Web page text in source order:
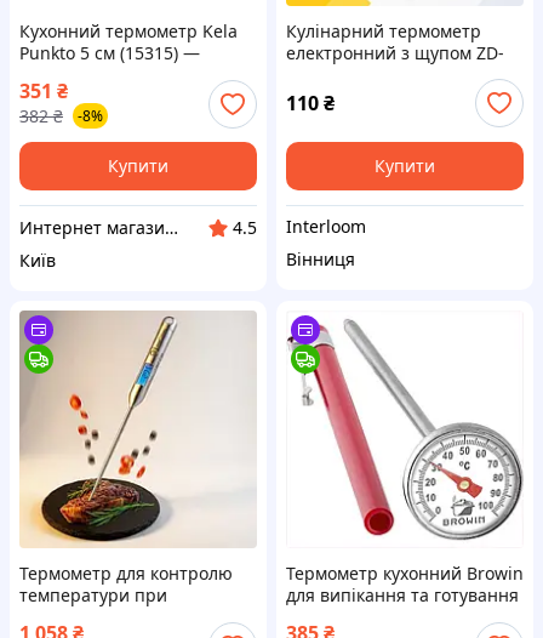
Кухонний термометр Kela
Punkto 5 см (15315) —
351 ₴
382 ₴ -8%
Купити
Интернет магазин "Домовичок"
4.5
Київ
Кулінарний термометр
електронний з щупом ZD-
D009 1,4 дюйма дисплей
діапазон вимірювання -50
300 C сталь пам’ять авто
вимкнення
110₴
Купити
Interloom
Вінниця
Термометр для контролю
температури при
Термометр кухонний Browin
для випікання та готування
від 0 до 100 °C з зондом 12,5